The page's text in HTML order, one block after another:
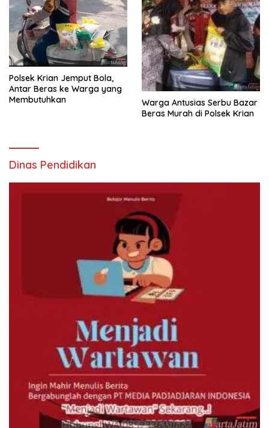
Polsek Krian Jemput Bola,
Antar Beras ke Warga yang
Membutuhkan
Warga Antusias Serbu Bazar
Beras Murah di Polsek Krian
Dinas Pendidikan